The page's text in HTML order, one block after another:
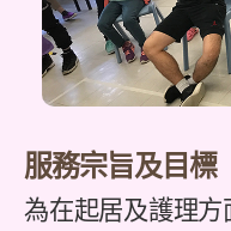
服務宗旨及目標
為在起居及護理方